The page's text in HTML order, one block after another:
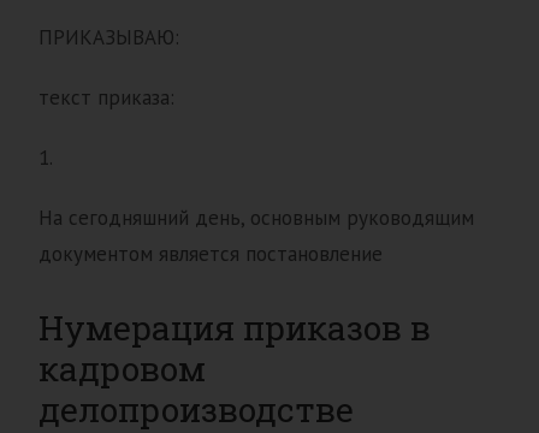
ПРИКАЗЫВАЮ:
текст приказа:
1.
На сегодняшний день, основным руководящим
документом является постановление
Нумерация приказов в
кадровом
делопроизводстве